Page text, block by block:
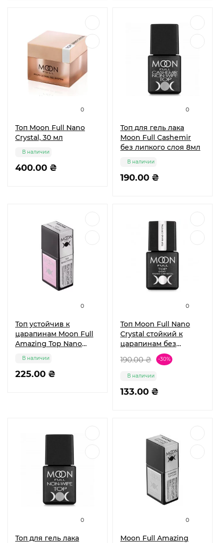
0
Топ Moon Full Nano
Crystal, 30 мл
400.00 ₴
В наличии
0
Топ для гель лака
Moon Full Cashemir
без липкого слоя 8мл
190.00 ₴
В наличии
0
Топ устойчив к
царапинам Moon Full
Amazing Top Nano
225.00 ₴
В наличии
0
Топ Moon Full Nano
Crystal стойкий к
царапинам без
липкого слоя 8 мл
190.00 ₴ -30%
133.00 ₴
В наличии
0
Топ для гель лака
0
Moon Full Amazing